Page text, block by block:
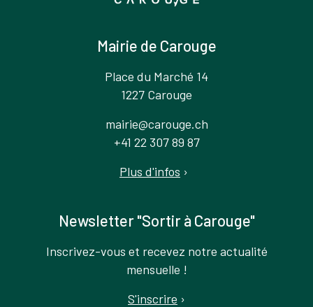
Mairie de Carouge
Place du Marché 14
1227 Carouge
mairie@carouge.ch
+41 22 307 89 87
Plus d'infos ›
Newsletter "Sortir à Carouge"
Inscrivez-vous et recevez notre actualité
mensuelle !
S'inscrire ›